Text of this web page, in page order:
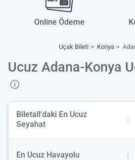
Online Ödeme
Uçak Bileti Konya
Ucuz Adana-Konya
Biletall'daki En Ucuz
Seyahat
:
En Ucuz Havayolu :